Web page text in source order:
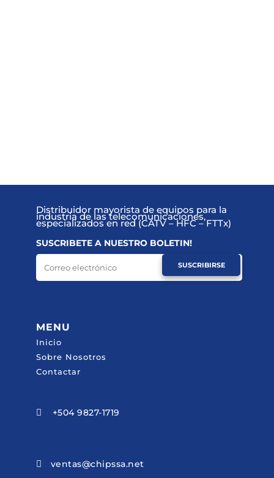
Distribuidor mayorista de equipos para la
industria de las telecomunicaciones,
especializados en red (CATV – HFC – FTTx)
SUSCRIBETE A NUESTRO BOLETIN!
SUSCRIBIRSE
MENU
Inicio
Sobre Nosotros
Contactar
 +504 9827-1719
 ventas@chipssa.net